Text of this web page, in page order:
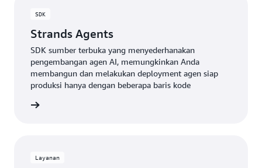
SDK
Strands Agents
SDK sumber terbuka yang menyederhanakan
pengembangan agen AI, memungkinkan Anda
membangun dan melakukan deployment agen siap
produksi hanya dengan beberapa baris kode
Layanan